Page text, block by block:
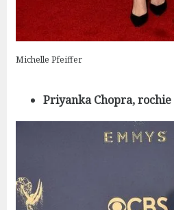
Michelle Pfeiffer
Priyanka Chopra,